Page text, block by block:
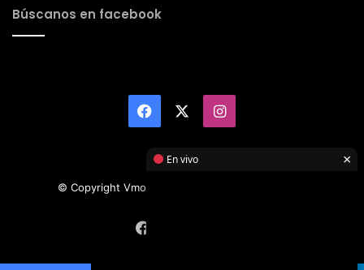
Búscanos en facebook
Facebook Instagram
© Copyright Vmotor TI 2026, All Rights Reserved
En vivo ×